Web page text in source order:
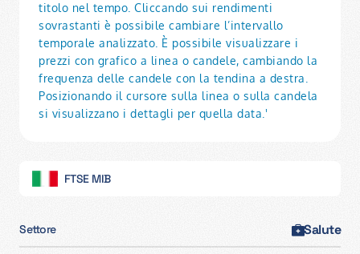
titolo nel tempo. Cliccando sui rendimenti
sovrastanti è possibile cambiare l’intervallo
temporale analizzato. È possibile visualizzare i
prezzi con grafico a linea o candele, cambiando la
frequenza delle candele con la tendina a destra.
Posizionando il cursore sulla linea o sulla candela
si visualizzano i dettagli per quella data.'
FTSE MIB
Settore Salute